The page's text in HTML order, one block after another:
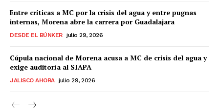
Entre críticas a MC por la crisis del agua y entre pugnas
internas, Morena abre la carrera por Guadalajara
DESDE EL BÚNKER julio 29, 2026
Cúpula nacional de Morena acusa a MC de crisis del agua y
exige auditoría al SIAPA
JALISCO AHORA julio 29, 2026